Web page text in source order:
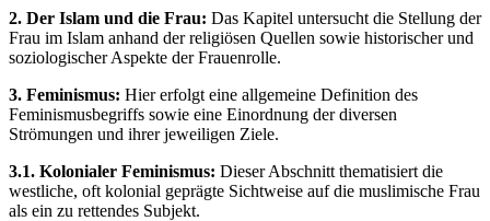
2. Der Islam und die Frau: Das Kapitel untersucht die Stellung der
Frau im Islam anhand der religiösen Quellen sowie historischer und
soziologischer Aspekte der Frauenrolle.
3. Feminismus: Hier erfolgt eine allgemeine Definition des
Feminismusbegriffs sowie eine Einordnung der diversen
Strömungen und ihrer jeweiligen Ziele.
3.1. Kolonialer Feminismus: Dieser Abschnitt thematisiert die
westliche, oft kolonial geprägte Sichtweise auf die muslimische Frau
als ein zu rettendes Subjekt.